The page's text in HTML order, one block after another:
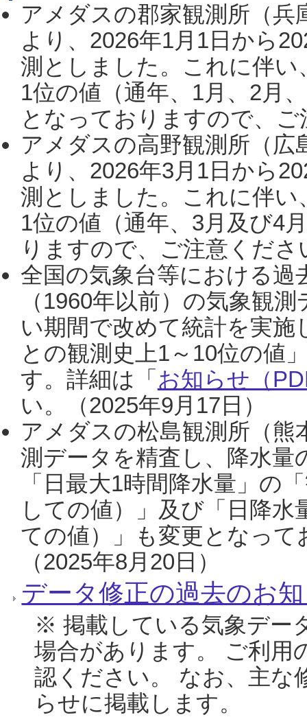
アメダスの郡家観測所（
より、2026年1月1日から
測としました。これに伴い
1位の値（通年、1月、2月
となっておりますので、
アメダスの高野観測所（
より、2026年3月1日から
測としました。これに伴い
1位の値（通年、3月及び4
りますので、ご注意くだ
全国の気象台等における過
（1960年以前）の気象観
い期間で改めて統計を実
との観測史上1～10位の値
す。詳細は「 お知らせ（
い。（2025年9月17日）
アメダスの松島観測所（熊
測データを精査し、降水
「日最大1時間降水量」の
しての値）」及び「日降
ての値）」も変更となっ
（2025年8月20日）
データ修正の過去のお
※ 掲載している気象デー
場合があります。 ご利用
認ください。 なお、主な
らせに掲載します。